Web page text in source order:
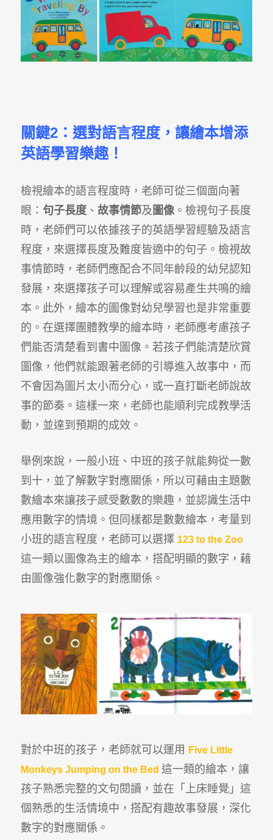
關鍵2：選對語言程度，讓繪本增添
英語學習樂趣！
檢視繪本的語言程度時，老師可從三個面向著
眼： 句子長度、 故事情節及 圖像。檢視句子長度
時，老師們可以依據孩子的英語學習經驗及語言
程度，來選擇長度及難度皆適中的句子。檢視故
事情節時，老師們應配合不同年齡段的幼兒認知
發展，來選擇孩子可以理解或容易產生共鳴的繪
本。此外，繪本的圖像對幼兒學習也是非常重要
的。在選擇團體教學的繪本時，老師應考慮孩子
們能否清楚看到書中圖像。若孩子們能清楚欣賞
圖像，他們就能跟著老師的引導進入故事中，而
不會因為圖片太小而分心，或一直打斷老師說故
事的節奏。這樣一來，老師也能順利完成教學活
動，並達到預期的成效。
舉例來說，一般小班、中班的孩子就能夠從一數
到十，並了解數字對應關係，所以可藉由主題數
數繪本來讓孩子感受數數的樂趣，並認識生活中
應用數字的情境。但同樣都是數數繪本，考量到
小班的語言程度，老師可以選擇 123 to the Zoo
這一類以圖像為主的繪本，搭配明顯的數字，藉
由圖像強化數字的對應關係。
對於中班的孩子，老師就可以運用
Five Little
Monkeys Jumping on the Bed 這一類的繪本，讓
孩子熟悉完整的文句閱讀，並在「上床睡覺」這
個熟悉的生活情境中，搭配有趣故事發展，深化
數字的對應關係。